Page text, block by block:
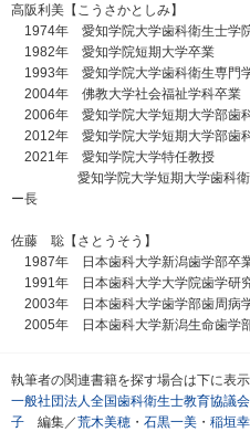
高阪利美【こうさかとしみ】
1974年 愛知学院大学歯科衛生士学
1982年 愛知学院短期大学卒業
1993年 愛知学院大学歯科衛生専門
2004年 佛教大学社会福祉学科卒業
2006年 愛知学院大学短期大学部歯
2012年 愛知学院大学短期大学部歯
2021年 愛知学院大学特任教授
愛知学院大学短期大学歯科衛生
ー長
佐藤 聡【さとうそう】
1987年 日本歯科大学新潟歯学部卒
1991年 日本歯科大学大学院歯学研
2003年 日本歯科大学歯学部歯周病
2005年 日本歯科大学新潟生命歯学
執筆者の関連書籍を探す場合は下に表
一般社団法人全国歯科衛生士教育協議会
子 編集／荒木美穂 ・ 石黒一美 ・ 稲垣幸